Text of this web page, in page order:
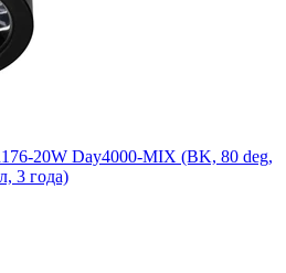
20W Day4000-MIX (BK, 80 deg,
3 года)